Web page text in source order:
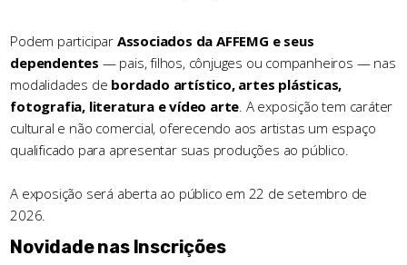
Podem participar Associados da AFFEMG e seus
dependentes — pais, filhos, cônjuges ou companheiros — nas
modalidades de bordado artístico, artes plásticas,
fotografia, literatura e vídeo arte. A exposição tem caráter
cultural e não comercial, oferecendo aos artistas um espaço
qualificado para apresentar suas produções ao público.
A exposição será aberta ao público em 22 de setembro de
2026.
Novidade nas Inscrições